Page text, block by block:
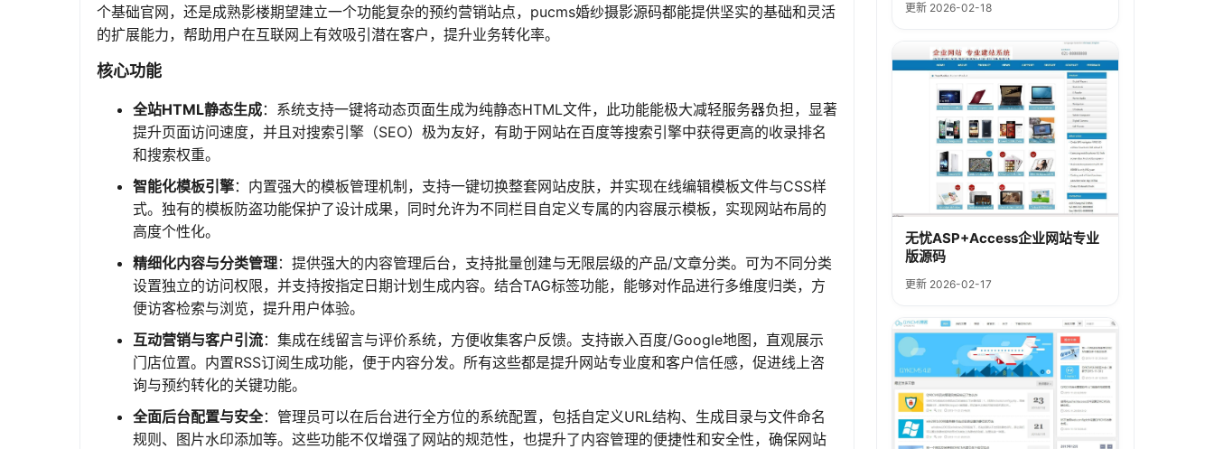
个基础官网，还是成熟影楼期望建立一个功能复杂的预约营销站点，pucms婚纱摄影源码都能提供坚实的基础和灵活
的扩展能力，帮助用户在互联网上有效吸引潜在客户，提升业务转化率。
核心功能
全站HTML静态生成：系统支持一键将动态页面生成为纯静态HTML文件，此功能能极大减轻服务器负担，显著
提升页面访问速度，并且对搜索引擎（SEO）极为友好，有助于网站在百度等搜索引擎中获得更高的收录排名
和搜索权重。
智能化模板引擎：内置强大的模板管理机制，支持一键切换整套网站皮肤，并实现在线编辑模板文件与CSS样
式。独有的模板防盗功能保护了设计成果，同时允许为不同栏目自定义专属的内容展示模板，实现网站布局的
高度个性化。
精细化内容与分类管理：提供强大的内容管理后台，支持批量创建与无限层级的产品/文章分类。可为不同分类
设置独立的访问权限，并支持按指定日期计划生成内容。结合TAG标签功能，能够对作品进行多维度归类，方
便访客检索与浏览，提升用户体验。
互动营销与客户引流：集成在线留言与评价系统，方便收集客户反馈。支持嵌入百度/Google地图，直观展示
门店位置。内置RSS订阅生成功能，便于内容分发。所有这些都是提升网站专业度和客户信任感，促进线上咨
询与预约转化的关键功能。
全面后台配置与安全：管理员可以在后台进行全方位的系统配置，包括自定义URL结构、生成目录与文件命名
规则、图片水印添加等。这些功能不仅增强了网站的规范性，也提升了内容管理的便捷性和安全性，确保网站
更新 2026-02-18
无忧ASP+Access企业网站专业
版源码
更新 2026-02-17